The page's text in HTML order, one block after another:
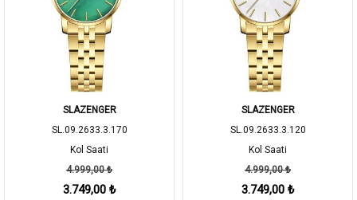
SLAZENGER
SL.09.2633.3.170
Kol Saati
4.999,00 ₺
3.749,00 ₺
SLAZENGER
SL.09.2633.3.120
Kol Saati
4.999,00 ₺
3.749,00 ₺